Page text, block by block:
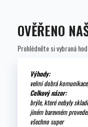
OVĚŘENO
Prohlédněte si vybraná
Výhody:
velmi dobrá
Celkový názor:
brýle, které nebyly
jiném barevném
všechno super